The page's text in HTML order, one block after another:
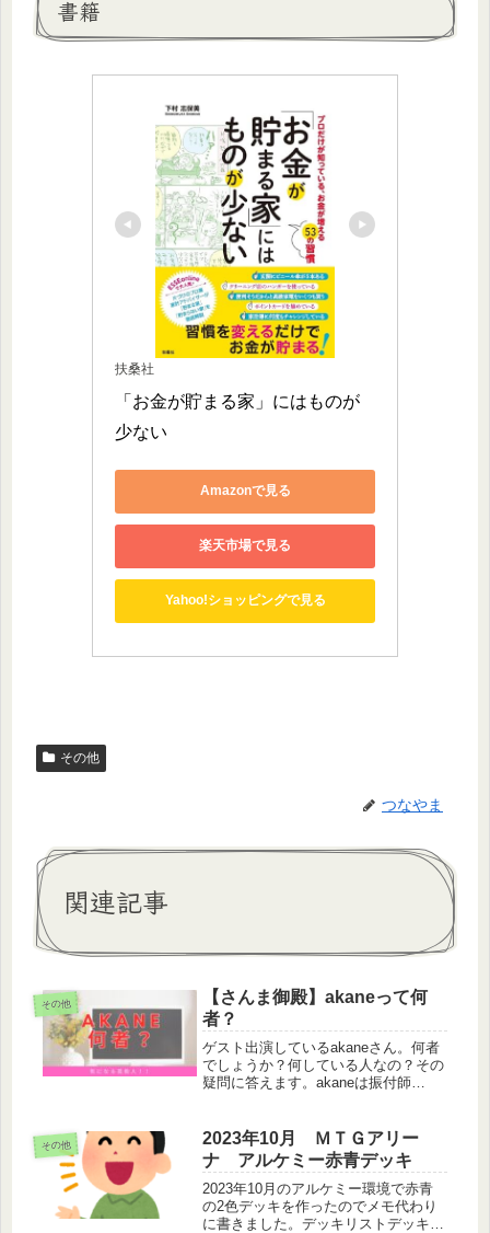
書籍
扶桑社
「お金が貯まる家」にはものが
少ない
Amazonで見る
楽天市場で見る
Yahoo!ショッピングで見る
その他
つなやま
関連記事
その他
【さんま御殿】akaneって何
者？
ゲスト出演しているakaneさん。何者
でしょうか？何している人なの？その
疑問に答えます。akaneは振付師
の投稿をInstagramで見る akane アカ
ネキカク(@...
その他
2023年10月 ＭＴＧアリー
ナ アルケミー赤青デッキ
2023年10月のアルケミー環境で赤青
の2色デッキを作ったのでメモ代わり
に書きました。デッキリストデッキ11